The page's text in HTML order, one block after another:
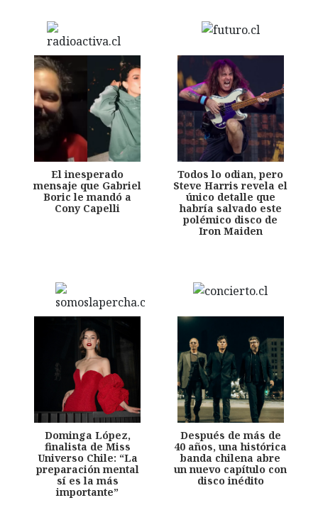
El inesperado
mensaje que Gabriel
Boric le mandó a
Cony Capelli
Todos lo odian, pero
Steve Harris revela el
único detalle que
habría salvado este
polémico disco de
Iron Maiden
Dominga López,
finalista de Miss
Universo Chile: “La
preparación mental
sí es la más
importante”
Después de más de
40 años, una histórica
banda chilena abre
un nuevo capítulo con
disco inédito